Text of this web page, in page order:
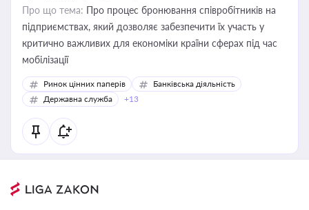
Про що тема: Про процес бронювання співробітників на
підприємствах, який дозволяє забезпечити їх участь у
критично важливих для економіки країни сферах під час
мобілізації
Ринок цінних паперів
Банківська діяльність
Державна служба
+13